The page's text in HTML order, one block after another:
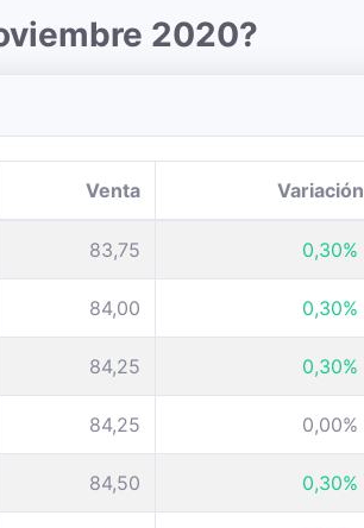
2020?
Venta Variación
83,75 0,30%
84,00 0,30%
84,25 0,30%
84,25 0,00%
84,50 0,30%